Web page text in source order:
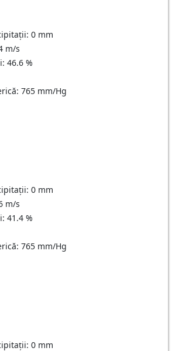
0 mm
m/s
46.6 %
765 mm/Hg
0 mm
m/s
41.4 %
765 mm/Hg
0 mm